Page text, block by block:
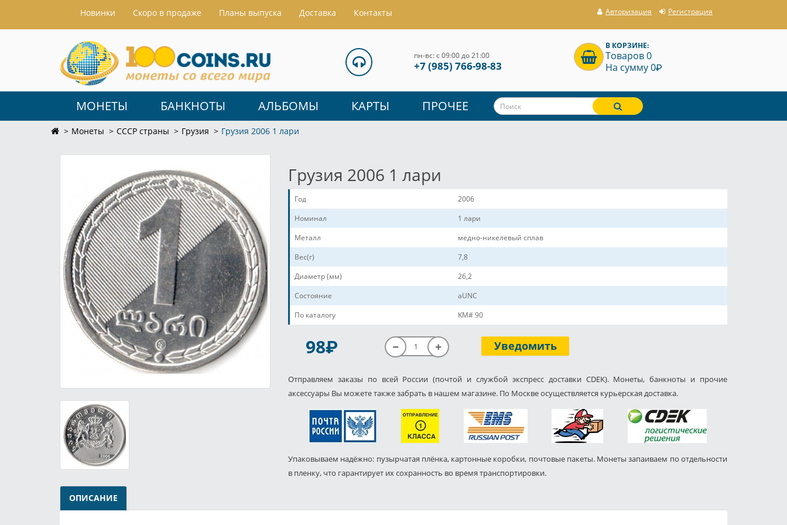
Hовинки Скоро в продаже Планы выпуска Доставка Контакты Авторизация Регистрация
пн-вс: с 09:00 до 21:00
+7 (985) 766-98-83
В КОРЗИНЕ:
Товаров 0
На сумму 0P
МОНЕТЫ БАНКНОТЫ АЛЬБОМЫ КАРТЫ ПРОЧЕЕ
Монеты СССР страны Грузия Грузия 2006 1 лари
Грузия 2006 1 лари
Год
2006
Номинал
1 лари
Металл
медно-никелевый сплав
Вес(г)
7,8
Диаметр (мм)
26,2
Состояние
aUNC
По каталогу
KM# 90
98P Уведомить
Отправляем заказы по всей России (почтой и службой экспресс доставки CDEK). Монеты, банкноты и прочие
аксессуары Вы можете также забрать в нашем магазине. По Москве осуществляется курьерская доставка.
Упаковываем надёжно: пузырчатая плёнка, картонные коробки, почтовые пакеты. Монеты запаиваем по отдельности
в пленку, что гарантирует их сохранность во время транспортировки.
ОПИСАНИЕ